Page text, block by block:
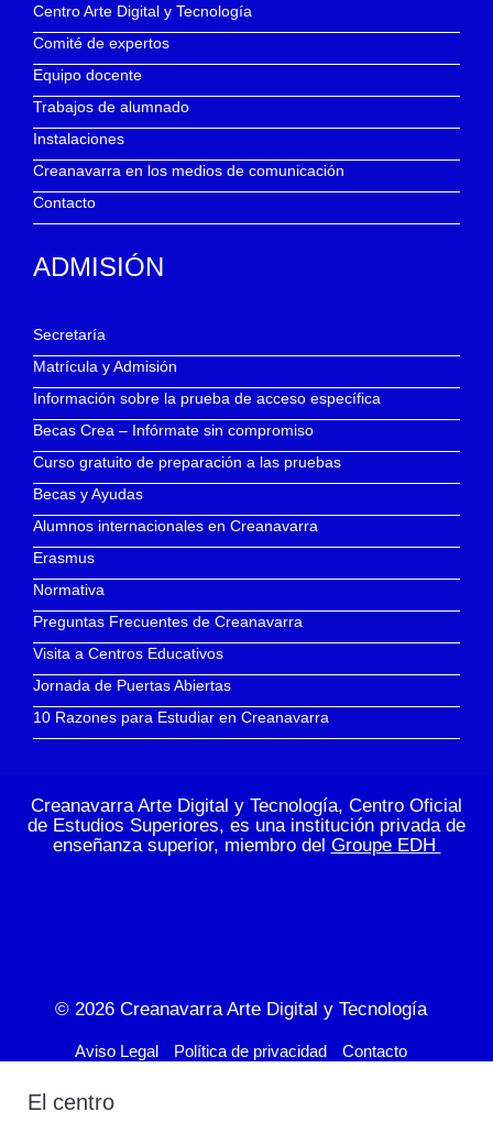
Centro Arte Digital y Tecnología
Comité de expertos
Equipo docente
Trabajos de alumnado
Instalaciones
Creanavarra en los medios de comunicación
Contacto
ADMISIÓN
Secretaría
Matrícula y Admisión
Información sobre la prueba de acceso específica
Becas Crea – Infórmate sin compromiso
Curso gratuito de preparación a las pruebas
Becas y Ayudas
Alumnos internacionales en Creanavarra
Erasmus
Normativa
Preguntas Frecuentes de Creanavarra
Visita a Centros Educativos
Jornada de Puertas Abiertas
10 Razones para Estudiar en Creanavarra
Creanavarra Arte Digital y Tecnología, Centro Oficial
de Estudios Superiores, es una institución privada de
enseñanza superior, miembro del Groupe EDH
© 2026 Creanavarra Arte Digital y Tecnología
Aviso Legal Política de privacidad Contacto
El centro